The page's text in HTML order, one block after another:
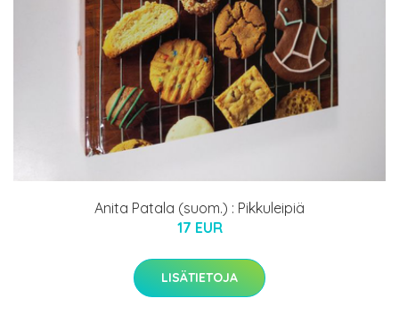
Anita Patala (suom.) : Pikkuleipiä
17 EUR
LISÄTIETOJA